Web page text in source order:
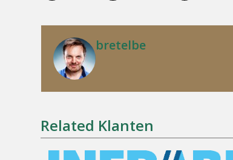
bretelbe
Related Klanten